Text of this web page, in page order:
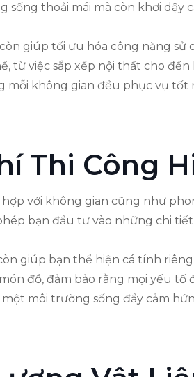
thoải mái mà còn khơi dậy
giúp tối ưu hóa công năng
từ việc sắp xếp nội thất cho
mỗi không gian đều phục vụ
Thi Công
với không gian cũng như
bạn đầu tư vào những chi
giúp bạn thể hiện cá tính
đồ, đảm bảo rằng mọi yếu
môi trường sống đầy cảm